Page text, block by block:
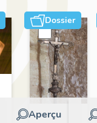
Dossier
Aperçu